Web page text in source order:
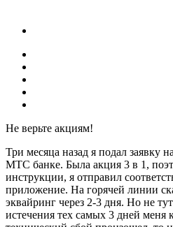
Не верьте акциям!
Три месяца назад я подал заявку
МТС банке. Была акция 3 в 1,
инструкции, я отправил
приложение. На горячей линии
эквайринг через 2-3 дня. Но не
истечения тех самых 3 дней меня